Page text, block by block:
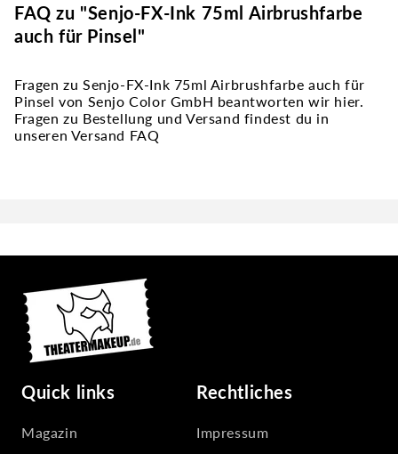
FAQ zu "Senjo-FX-Ink 75ml Airbrushfarbe
auch für Pinsel"
Fragen zu Senjo-FX-Ink 75ml Airbrushfarbe auch für
Pinsel von Senjo Color GmbH beantworten wir hier.
Fragen zu Bestellung und Versand findest du in
unseren Versand FAQ
Quick links
Magazin
Rechtliches
Impressum